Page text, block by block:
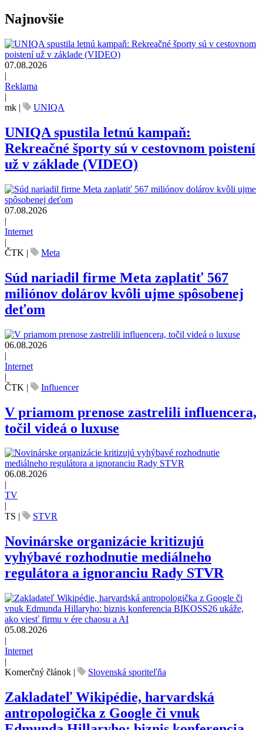
Najnovšie
07.08.2026
|
Reklama
|
mk | UNIQA
UNIQA spustila letnú kampaň:
Rekreačné športy sú v cestovnom poistení
už v základe (VIDEO)
07.08.2026
|
Internet
|
ČTK | Meta
Súd nariadil firme Meta zaplatiť 567
miliónov dolárov kvôli ujme spôsobenej
deťom
06.08.2026
|
Internet
|
ČTK | Influencer
V priamom prenose zastrelili influencera,
točil videá o luxuse
06.08.2026
TV
TS
STVR
Novinárske organizácie kritizujú
vyhýbavé rozhodnutie mediálneho
regulátora a ignoranciu Rady STVR
05.08.2026
|
Internet
|
Komerčný článok | Slovenská sporiteľňa
Zakladateľ Wikipédie, harvardská
antropologička z Google či vnuk